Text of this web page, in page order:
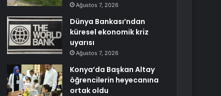
Ağustos 7, 2026
Dünya Bankası’ndan
küresel ekonomik kriz
uyarısı
Ağustos 7, 2026
Konya’da Başkan Altay
öğrencilerin heyecanına
ortak oldu